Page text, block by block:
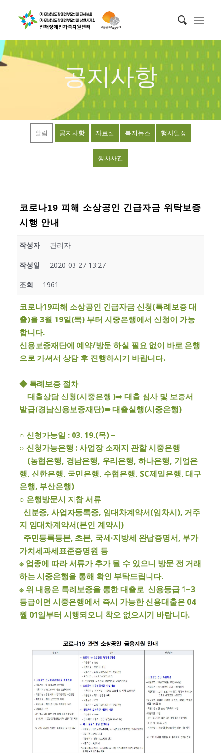
공지사항
알림 공지사항 자료실 복지뉴스 행사일정
행사사진
코로나19 피해 소상공인 긴급자금 위탁보증
시행 안내
작성자 관리자
작성일 2020-03-27 13:27
조회 1961
코로나19피해 소상공인 긴급자금 신청(특례보증 대
출)을 3월 19일(목) 부터 시중은행에서 신청이 가능
합니다.
신용보증재단에 예약/방문 하실 필요 없이 바로 은행
으로 가셔서 상담 후 진행하시기 바랍니다.
◆ 특례보증 절차
대출상담 신청(시중은행 )➠ 대출 심사 및 보증서
발급(경남신용보증재단)➠ 대출실행(시중은행)
○ 신청가능일 : 03. 19.(목) ~
○ 신청가능은행 : 사업장 소재지 관할 시중은행
(농협은행, 경남은행, 우리은행, 하나은행, 기업은
행, 신한은행, 국민은행, 수협은행, SC제일은행, 대구
은행, 부산은행)
○ 은행방문시 지참 서류
신분증, 사업자등록증, 임대차계약서(임차시), 거주
지 임대차계약서(본인 계약시)
주민등록등본, 초본, 국세·지방세 완납증명서, 부가
가치세과세표준증명원 등
※ 업종에 따라 서류가 추가 될 수 있으니 방문 전 거래
하는 시중은행을 통해 확인 부탁드립니다.
※ 위 내용은 특례보증을 통한 대출로 신용등급 1~3
등급이면 시중은행에서 즉시 가능한 신용대출은 04
월 01일부터 시행되오니 착오 없으시기 바랍니다.